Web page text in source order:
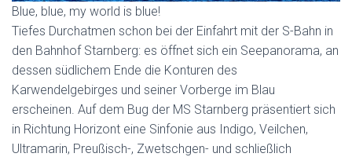
Blue, blue, my world is blue!
Tiefes Durchatmen schon bei der Einfahrt mit der S-Bahn in
den Bahnhof Starnberg: es öffnet sich ein Seepanorama, an
dessen südlichem Ende die Konturen des
Karwendelgebirges und seiner Vorberge im Blau
erscheinen. Auf dem Bug der MS Starnberg präsentiert sich
in Richtung Horizont eine Sinfonie aus Indigo, Veilchen,
Ultramarin, Preußisch-, Zwetschgen- und schließlich